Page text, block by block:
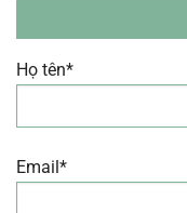
Họ tên*
Email*